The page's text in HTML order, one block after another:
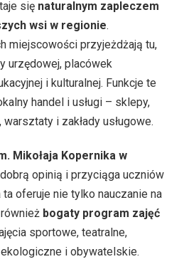
się naturalnym zapleczem
wsi w regionie.
miejscowości przyjeżdżają tu,
urzędowej, placówek
i kulturalnej. Funkcje te
handel i usługi – sklepy,
i zakłady usługowe.
Mikołaja Kopernika w
opinią i przyciąga uczniów
ta oferuje nie tylko nauczanie na
bogaty program zajęć
sportowe, teatralne,
i obywatelskie.